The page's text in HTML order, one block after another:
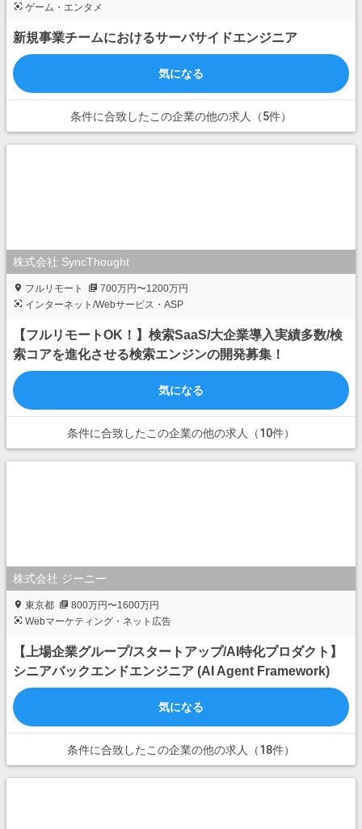
ゲーム・エンタメ
新規事業チームにおけるサーバサイドエンジニア
気になる
条件に合致したこの企業の他の求人（5件）
株式会社 SyncThought
フルリモート
700万円〜1200万円
インターネット/Webサービス・ASP
【フルリモートOK！】検索SaaS/大企業導入実績多数/検
索コアを進化させる検索エンジンの開発募集！
気になる
条件に合致したこの企業の他の求人（10件）
株式会社 ジーニー
東京都
800万円〜1600万円
Webマーケティング・ネット広告
【上場企業グループ/スタートアップ/AI特化プロダクト】
シニアバックエンドエンジニア (AI Agent Framework)
気になる
条件に合致したこの企業の他の求人（18件）